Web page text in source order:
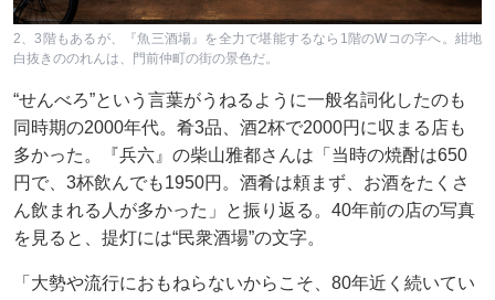
2、3階もあるが、『魚三酒場』を全力で堪能するなら1階のWコの字へ。紺地
白抜きののれんは、門前仲町の街の景色だ。
“せんべろ”という言葉がうねるように一般名詞化したのも
同時期の2000年代。肴3品、酒2杯で2000円に収まる店も
多かった。『兵六』の柴山雅都さんは「当時の焼酎は650
円で、3杯飲んでも1950円。酒肴は頼まず、お酒をたくさ
ん飲まれる人が多かった」と振り返る。40年前の店の写真
を見ると、提灯には“民衆酒場”の文字。
「大勢や流行におもねらないからこそ、80年近く続いてい